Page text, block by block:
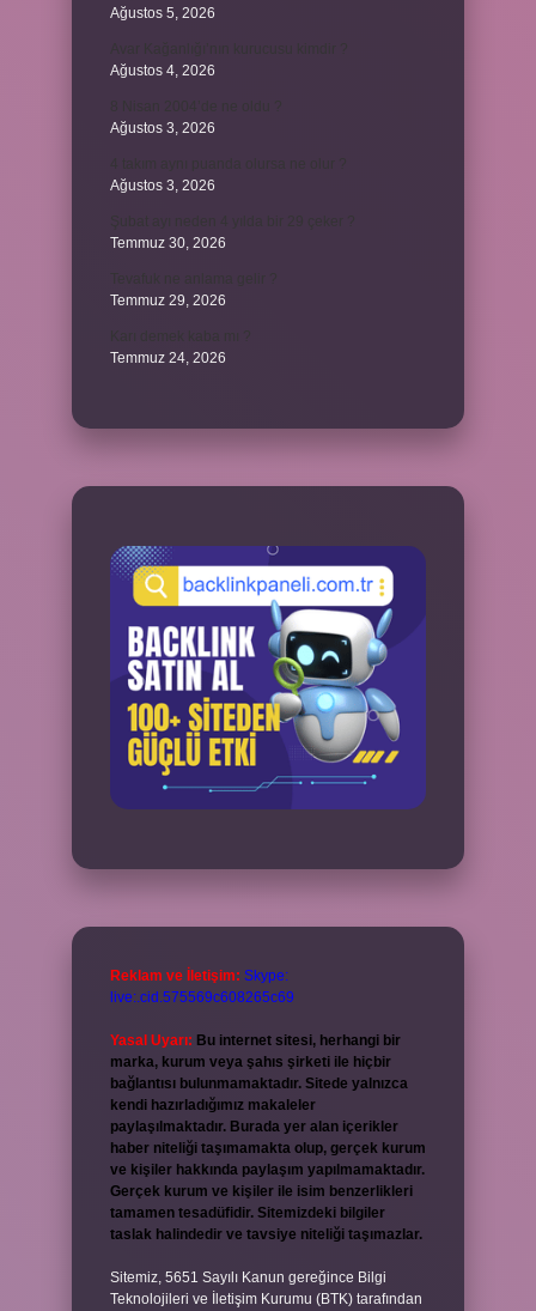
Ağustos 5, 2026
Ağustos 4, 2026
Ağustos 3, 2026
Ağustos 3, 2026
Temmuz 30, 2026
Temmuz 29, 2026
Temmuz 24, 2026
Reklam ve İletişim: Skype:
live:.cid.575569c608265c69
Yasal Uyarı: Bu internet sitesi, herhangi bir
marka, kurum veya şahıs şirketi ile hiçbir
bağlantısı bulunmamaktadır. Sitede yalnızca
kendi hazırladığımız makaleler
paylaşılmaktadır. Burada yer alan içerikler
haber niteliği taşımamakta olup, gerçek kurum
ve kişiler hakkında paylaşım yapılmamaktadır.
Gerçek kurum ve kişiler ile isim benzerlikleri
tamamen tesadüfidir. Sitemizdeki bilgiler
taslak halindedir ve tavsiye niteliği taşımazlar.
Sitemiz, 5651 Sayılı Kanun gereğince Bilgi
Teknolojileri ve İletişim Kurumu (BTK) tarafından